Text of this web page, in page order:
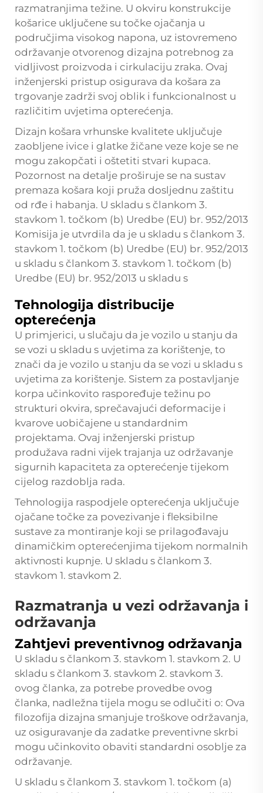
razmatranjima težine. U okviru konstrukcije
košarice uključene su točke ojačanja u
područjima visokog napona, uz istovremeno
održavanje otvorenog dizajna potrebnog za
vidljivost proizvoda i cirkulaciju zraka. Ovaj
inženjerski pristup osigurava da košara za
trgovanje zadrži svoj oblik i funkcionalnost u
različitim uvjetima opterećenja.
Dizajn košara vrhunske kvalitete uključuje
zaobljene ivice i glatke žičane veze koje se ne
mogu zakopčati i oštetiti stvari kupaca.
Pozornost na detalje proširuje se na sustav
premaza košara koji pruža dosljednu zaštitu
od rđe i habanja. U skladu s člankom 3.
stavkom 1. točkom (b) Uredbe (EU) br. 952/2013
Komisija je utvrdila da je u skladu s člankom 3.
stavkom 1. točkom (b) Uredbe (EU) br. 952/2013
u skladu s člankom 3. stavkom 1. točkom (b)
Uredbe (EU) br. 952/2013 u skladu s
Tehnologija distribucije
opterećenja
U primjerici, u slučaju da je vozilo u stanju da
se vozi u skladu s uvjetima za korištenje, to
znači da je vozilo u stanju da se vozi u skladu s
uvjetima za korištenje. Sistem za postavljanje
korpa učinkovito raspoređuje težinu po
strukturi okvira, sprečavajući deformacije i
kvarove uobičajene u standardnim
projektama. Ovaj inženjerski pristup
produžava radni vijek trajanja uz održavanje
sigurnih kapaciteta za opterećenje tijekom
cijelog razdoblja rada.
Tehnologija raspodjele opterećenja uključuje
ojačane točke za povezivanje i fleksibilne
sustave za montiranje koji se prilagođavaju
dinamičkim opterećenjima tijekom normalnih
aktivnosti kupnje. U skladu s člankom 3.
stavkom 1. stavkom 2.
Razmatranja u vezi održavanja i
održavanja
Zahtjevi preventivnog održavanja
U skladu s člankom 3. stavkom 1. stavkom 2. U
skladu s člankom 3. stavkom 2. stavkom 3.
ovog članka, za potrebe provedbe ovog
članka, nadležna tijela mogu se odlučiti o: Ova
filozofija dizajna smanjuje troškove održavanja,
uz osiguravanje da zadatke preventivne skrbi
mogu učinkovito obaviti standardni osoblje za
održavanje.
U skladu s člankom 3. stavkom 1. točkom (a)